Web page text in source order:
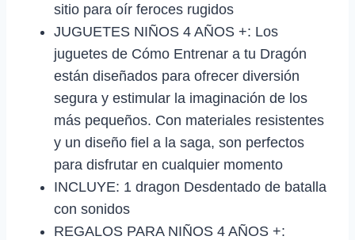
sitio para oír feroces rugidos
JUGUETES NIÑOS 4 AÑOS +: Los
juguetes de Cómo Entrenar a tu Dragón
están diseñados para ofrecer diversión
segura y estimular la imaginación de los
más pequeños. Con materiales resistentes
y un diseño fiel a la saga, son perfectos
para disfrutar en cualquier momento
INCLUYE: 1 dragon Desdentado de batalla
con sonidos
REGALOS PARA NIÑOS 4 AÑOS +: